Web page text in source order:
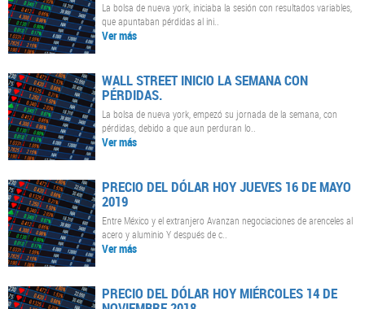
La bolsa de nueva york, iniciaba la sesión con resultados variables,
que apuntaban pérdidas al ini..
Ver más
WALL STREET INICIO LA SEMANA CON
PÉRDIDAS.
La bolsa de nueva york, empezó su jornada de la semana, con
pérdidas, debido a que aun perduran lo..
Ver más
PRECIO DEL DÓLAR HOY JUEVES 16 DE MAYO
2019
Entre México y el extranjero Avanzan negociaciones de arenceles al
acero y aluminio Y después de c..
Ver más
PRECIO DEL DÓLAR HOY MIÉRCOLES 14 DE